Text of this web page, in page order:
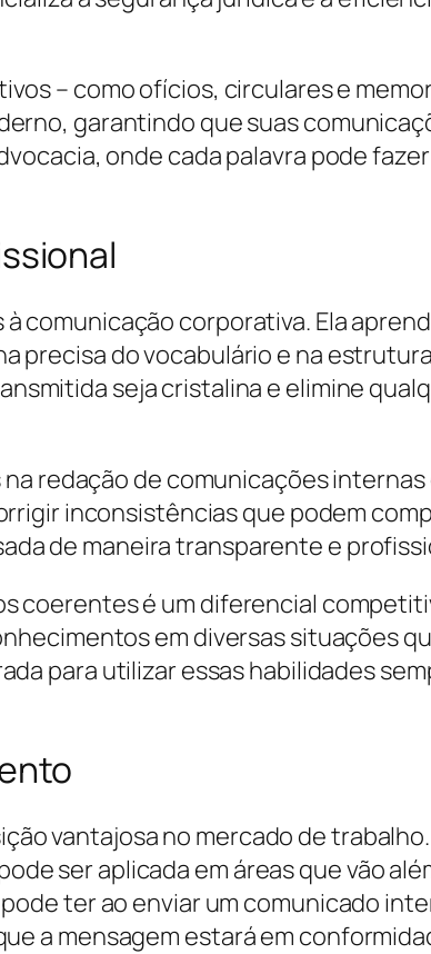
– como ofícios, circulares e
garantindo que suas
onde cada palavra pode
comunicação corporativa. Ela
precisa do vocabulário e na
seja cristalina e elimine
redação de comunicações internas
inconsistências que podem
de maneira transparente e
coerentes é um diferencial
em diversas situações
para utilizar essas habilidades
vantajosa no mercado de
ser aplicada em áreas que vão
ter ao enviar um comunicado
a mensagem estará em